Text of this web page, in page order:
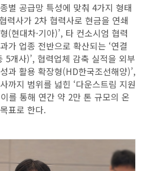
별 공급망 특성에 맞춰 4가지 형태
력사가 2차 협력사로 현금을 연쇄
(현대차·기아)’, 타 컨소시엄 협력
가 업종 전반으로 확산되는 ‘연결
5개사)’, 협력업체 감축 실적을 외부
과 활용 확장형(HD한국조선해양)’,
까지 범위를 넓힌 ‘다운스트림 지원
를 통해 연간 약 2만 톤 규모의 온
표로 한다.